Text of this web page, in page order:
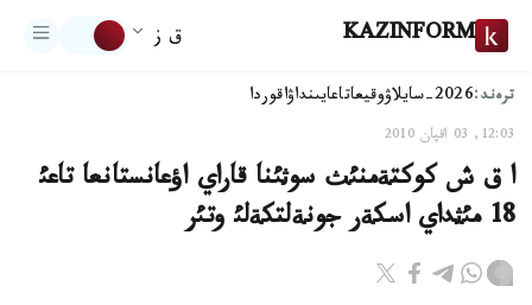
KAZINFORM ق ز
ترەند:2026-سايلاۋ وقيعاتاعايىنداۋاقوردا
12:03, 03 اقپان 2010
ا ق ش كوكتةمنئث سوثئنا قاراي اؤعانستانعا تاعئ
18 مئثداي اسكةر جونةلتكةلئ وتئر